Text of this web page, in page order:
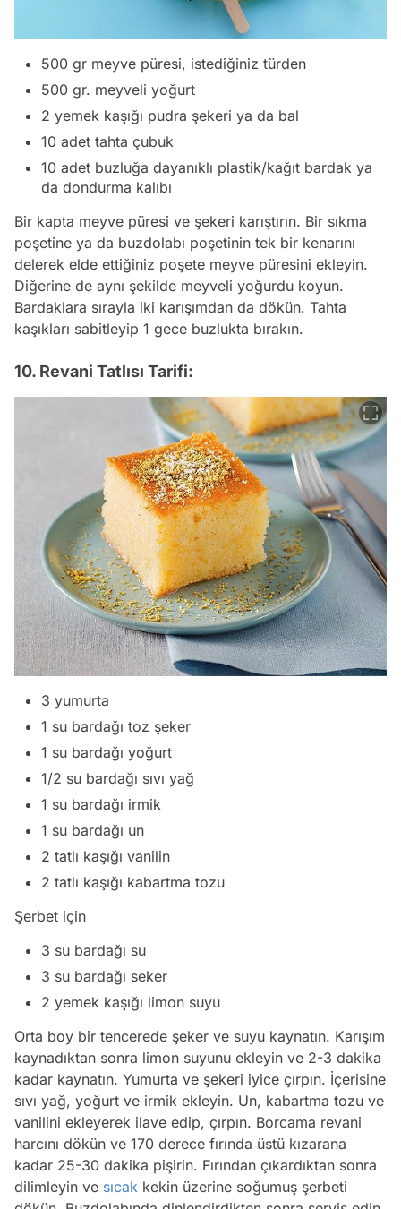
500 gr meyve püresi, istediğiniz türden
500 gr. meyveli yoğurt
2 yemek kaşığı pudra şekeri ya da bal
10 adet tahta çubuk
10 adet buzluğa dayanıklı plastik/kağıt bardak ya
da dondurma kalıbı
Bir kapta meyve püresi ve şekeri karıştırın. Bir sıkma
poşetine ya da buzdolabı poşetinin tek bir kenarını
delerek elde ettiğiniz poşete meyve püresini ekleyin.
Diğerine de aynı şekilde meyveli yoğurdu koyun.
Bardaklara sırayla iki karışımdan da dökün. Tahta
kaşıkları sabitleyip 1 gece buzlukta bırakın.
10. Revani Tatlısı Tarifi:
3 yumurta
1 su bardağı toz şeker
1 su bardağı yoğurt
1/2 su bardağı sıvı yağ
1 su bardağı irmik
1 su bardağı un
2 tatlı kaşığı vanilin
2 tatlı kaşığı kabartma tozu
Şerbet için
3 su bardağı su
3 su bardağı seker
2 yemek kaşığı limon suyu
Orta boy bir tencerede şeker ve suyu kaynatın. Karışım
kaynadıktan sonra limon suyunu ekleyin ve 2-3 dakika
kadar kaynatın. Yumurta ve şekeri iyice çırpın. İçerisine
sıvı yağ, yoğurt ve irmik ekleyin. Un, kabartma tozu ve
vanilini ekleyerek ilave edip, çırpın. Borcama revani
harcını dökün ve 170 derece fırında üstü kızarana
kadar 25-30 dakika pişirin. Fırından çıkardıktan sonra
dilimleyin ve sıcak kekin üzerine soğumuş şerbeti